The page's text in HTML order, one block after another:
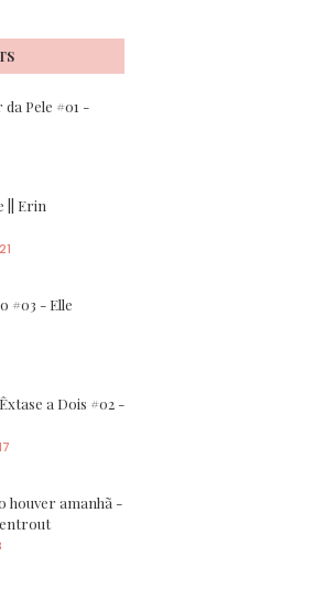
da Pele #01 -
|| Erin
#03 - Elle
a Dois #02 -
houver amanhã -